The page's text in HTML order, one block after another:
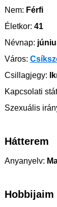
Nem: Férfi
Életkor: 41
Névnap:
Város:
Csillagjegy:
Kapcsolati
Szexuális
Hátterem
Anyanyelv:
Hobbijaim